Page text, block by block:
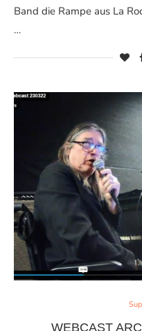
Band die Rampe aus La
…
WEBCAST